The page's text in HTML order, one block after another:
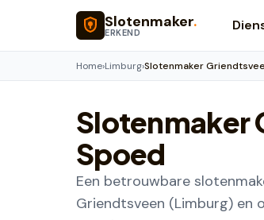
Naar hoofdinhoud
Slotenmaker.
ERKEND
Home›Limburg›Slotenmaker
Slotenmaker
Spoed
Een betrouwbare
Griendtsveen (Limburg) en